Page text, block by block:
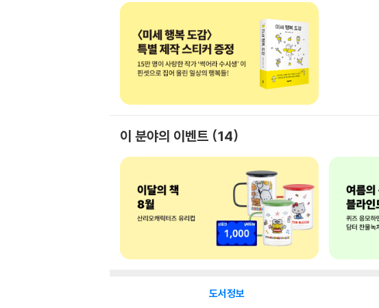
이 분야의 이벤트 14
도서정보